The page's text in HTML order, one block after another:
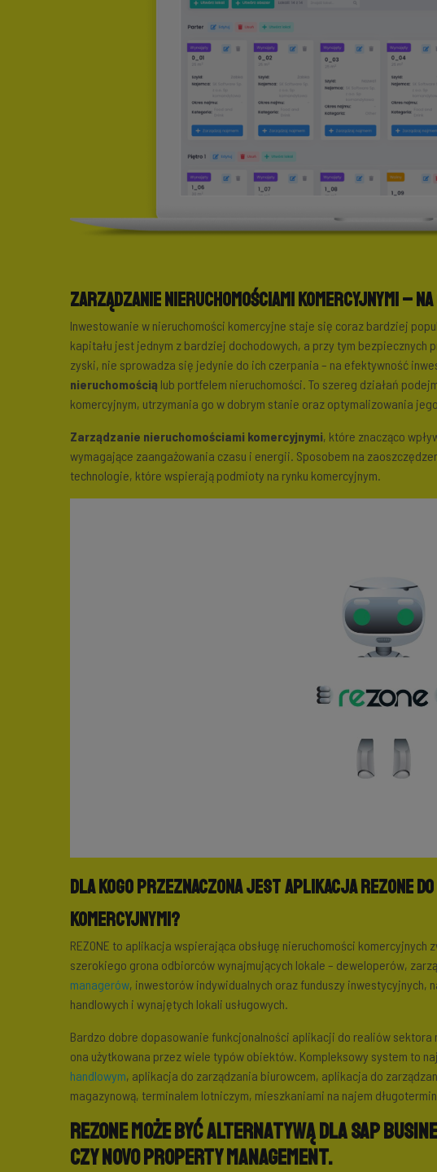
Zarządzanie nieruchomościami komercyjnymi –
Inwestowanie w nieruchomości komercyjne staje się coraz bardziej
kapitału jest jednym z bardziej dochodowych, a przy tym bezpiecznych
zyski, nie sprowadza się jedynie do ich czerpania – na efektywność
nieruchomością lub portfelem nieruchomości. To szereg działań
komercyjnym, utrzymania go w dobrym stanie oraz optymalizowania
Zarządzanie nieruchomościami komercyjnymi, które znacząco
wymagające zaangażowania czasu i energii. Sposobem na
technologie, które wspierają podmioty na rynku komercyjnym.
Dla kogo przeznaczona jest aplikacja REZONE
komercyjnymi?
REZONE to aplikacja wspierająca obsługę nieruchomości
szerokiego grona odbiorców wynajmujących lokale – deweloperów,
managerów, inwestorów indywidualnych oraz funduszy inwestycyjnych,
handlowych i wynajętych lokali usługowych.
Bardzo dobre dopasowanie funkcjonalności aplikacji do realiów
ona użytkowana przez wiele typów obiektów. Kompleksowy system to
handlowym, aplikacja do zarządzania biurowcem, aplikacja do
magazynową, terminalem lotniczym, mieszkaniami na najem
Rezone może być alternatywą dla SAP
czy NOVO property management.